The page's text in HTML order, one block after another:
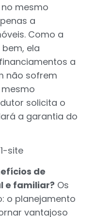
mesmo
a
Como a
ela
a
não sofrem
solicita o
a garantia do
de
e familiar? Os
o planejamento
vantajoso